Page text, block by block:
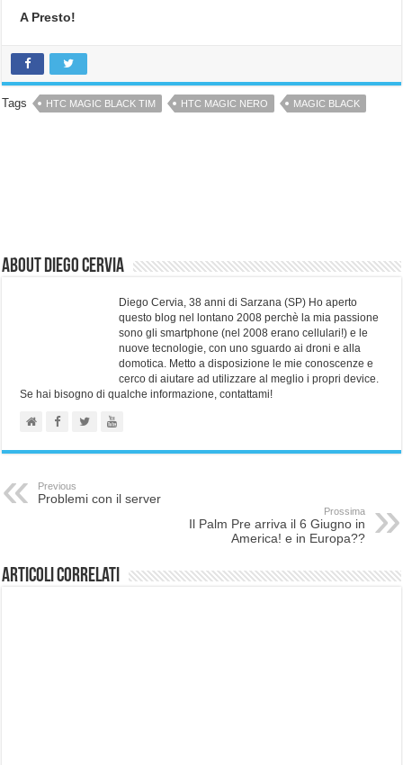
A Presto!
Tags HTC MAGIC BLACK TIM HTC MAGIC NERO MAGIC BLACK
About Diego Cervia
Diego Cervia, 38 anni di Sarzana (SP) Ho aperto
questo blog nel lontano 2008 perchè la mia passione
sono gli smartphone (nel 2008 erano cellulari!) e le
nuove tecnologie, con uno sguardo ai droni e alla
domotica. Metto a disposizione le mie conoscenze e
cerco di aiutare ad utilizzare al meglio i propri device.
Se hai bisogno di qualche informazione, contattami!
Previous
Problemi con il server
Prossima
Il Palm Pre arriva il 6 Giugno in
America! e in Europa??
Articoli correlati